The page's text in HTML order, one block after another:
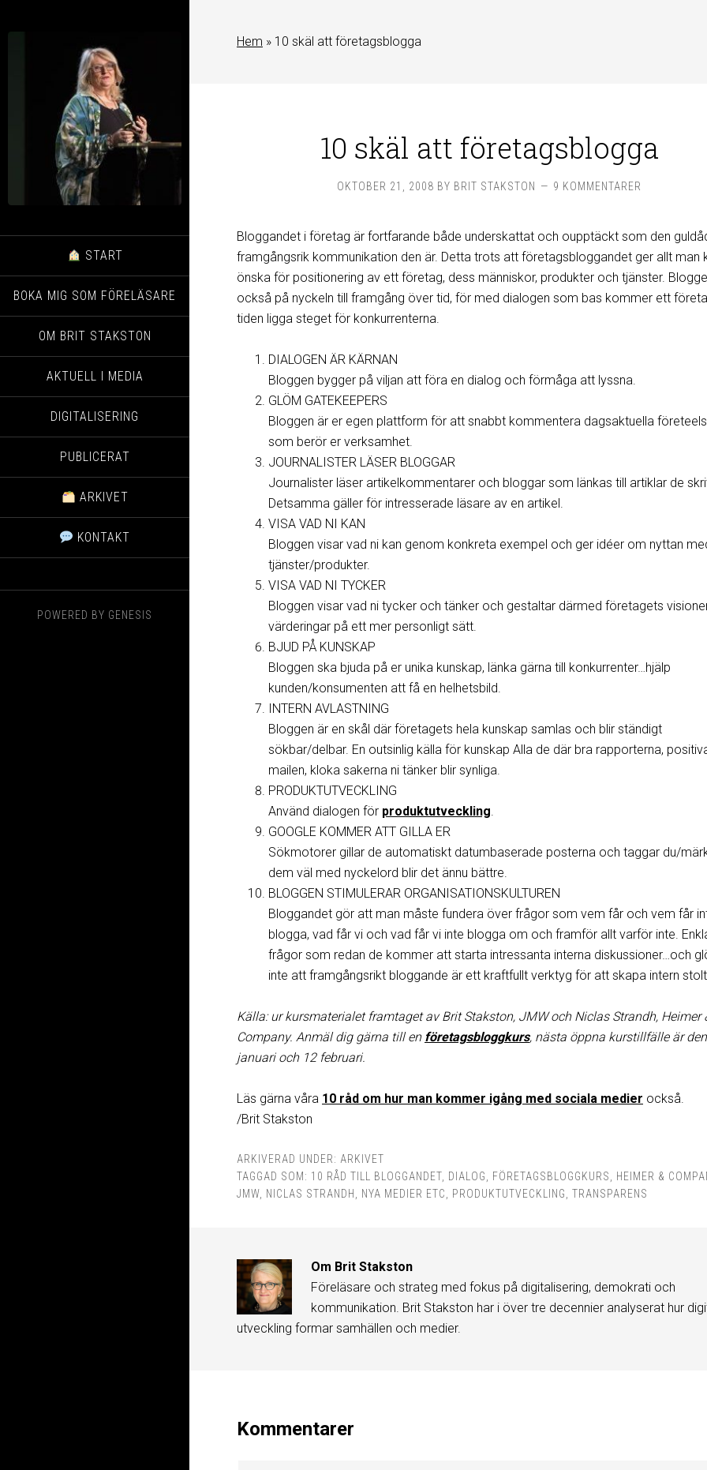
START
BOKA MIG SOM FÖRELÄSARE
OM BRIT STAKSTON
AKTUELL I MEDIA
DIGITALISERING
PUBLICERAT
ARKIVET
KONTAKT
POWERED BY GENESIS
Hem » 10 skäl att företagsblogga
10 skäl att företagsblogga
OKTOBER 21, 2008 BY BRIT STAKSTON 9 KOMMENTARER
Bloggandet i företag är fortfarande både underskattat och oupptäckt som den
framgångsrik kommunikation den är. Detta trots att företagsbloggandet ger allt man
önska för positionering av ett företag, dess människor, produkter och tjänster.
också på nyckeln till framgång över tid, för med dialogen som bas kommer ett
tiden ligga steget för konkurrenterna.
DIALOGEN ÄR KÄRNAN
Bloggen bygger på viljan att föra en dialog och förmåga att lyssna.
GLÖM GATEKEEPERS
Bloggen är er egen plattform för att snabbt kommentera dagsaktuella
som berör er verksamhet.
JOURNALISTER LÄSER BLOGGAR
Journalister läser artikelkommentarer och bloggar som länkas till artiklar de
Detsamma gäller för intresserade läsare av en artikel.
VISA VAD NI KAN
Bloggen visar vad ni kan genom konkreta exempel och ger idéer om nyttan
tjänster/produkter.
VISA VAD NI TYCKER
Bloggen visar vad ni tycker och tänker och gestaltar därmed företagets
värderingar på ett mer personligt sätt.
BJUD PÅ KUNSKAP
Bloggen ska bjuda på er unika kunskap, länka gärna till konkurrenter…hjälp
kunden/konsumenten att få en helhetsbild.
INTERN AVLASTNING
Bloggen är en skål där företagets hela kunskap samlas och blir ständigt
sökbar/delbar. En outsinlig källa för kunskap Alla de där bra rapporterna,
mailen, kloka sakerna ni tänker blir synliga.
PRODUKTUTVECKLING
Använd dialogen för produktutveckling.
GOOGLE KOMMER ATT GILLA ER
Sökmotorer gillar de automatiskt datumbaserade posterna och taggar du/
dem väl med nyckelord blir det ännu bättre.
BLOGGEN STIMULERAR ORGANISATIONSKULTUREN
Bloggandet gör att man måste fundera över frågor som vem får och vem får
blogga, vad får vi och vad får vi inte blogga om och framför allt varför inte.
frågor som redan de kommer att starta intressanta interna diskussioner…och
inte att framgångsrikt bloggande är ett kraftfullt verktyg för att skapa intern
Källa: ur kursmaterialet framtaget av Brit Stakston, JMW och Niclas Strandh, Heimer
Company. Anmäl dig gärna till en företagsbloggkurs, nästa öppna kurstillfälle är
januari och 12 februari.
Läs gärna våra 10 råd om hur man kommer igång med sociala medier också.
/Brit Stakston
ARKIVERAD UNDER: ARKIVET
TAGGAD SOM: 10 RÅD TILL BLOGGANDET DIALOG FÖRETAGSBLOGGKURS
HEIMER &
JMW
NICLAS STRANDH NYA MEDIER ETC PRODUKTUTVECKLING TRANSPARENS
Om Brit Stakston
Föreläsare och strateg med fokus på digitalisering, demokrati och
kommunikation. Brit Stakston har i över tre decennier analyserat hur
utveckling formar samhällen och medier.
Kommentarer